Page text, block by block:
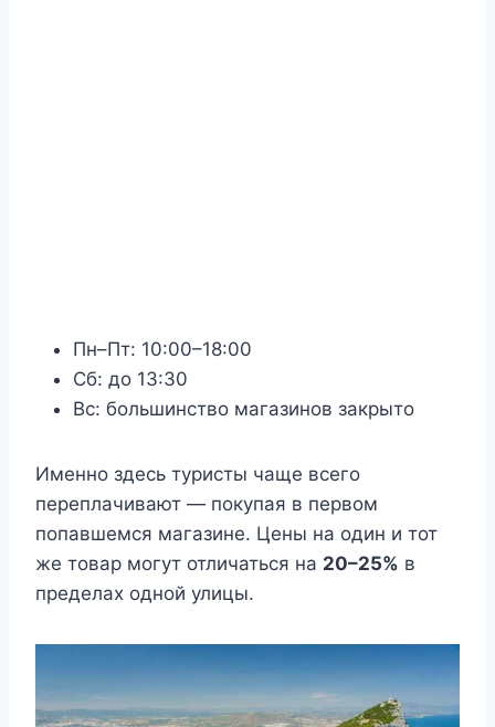
Пн–Пт: 10:00–18:00
Сб: до 13:30
Вс: большинство магазинов закрыто
Именно здесь туристы чаще всего
переплачивают — покупая в первом
попавшемся магазине. Цены на один и тот
же товар могут отличаться на 20–25% в
пределах одной улицы.